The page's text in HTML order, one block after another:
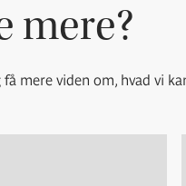
mere?
mere viden om, hvad vi